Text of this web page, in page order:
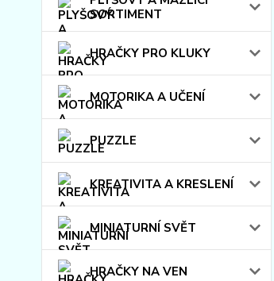
SORTIMENT
HRAČKY PRO KLUKY
MOTORIKA A UČENÍ
PUZZLE
KREATIVITA A KRESLENÍ
MINIATURNÍ SVĚT
HRAČKY NA VEN